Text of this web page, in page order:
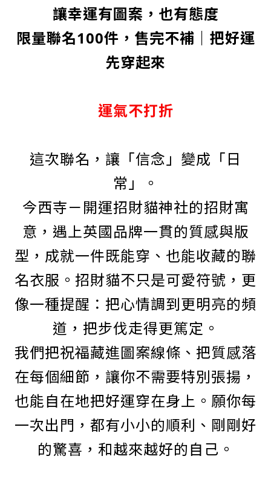
讓幸運有圖案，也有態度
限量聯名100件，售完不補｜把好運
先穿起來
運氣不打折
這次聯名，讓「信念」變成「日
常」。
今西寺－開運招財貓神社的招財寓
意，遇上英國品牌一貫的質感與版
型，成就一件既能穿、也能收藏的聯
名衣服。招財貓不只是可愛符號，更
像一種提醒：把心情調到更明亮的頻
道，把步伐走得更篤定。
我們把祝福藏進圖案線條、把質感落
在每個細節，讓你不需要特別張揚，
也能自在地把好運穿在身上。願你每
一次出門，都有小小的順利、剛剛好
的驚喜，和越來越好的自己。